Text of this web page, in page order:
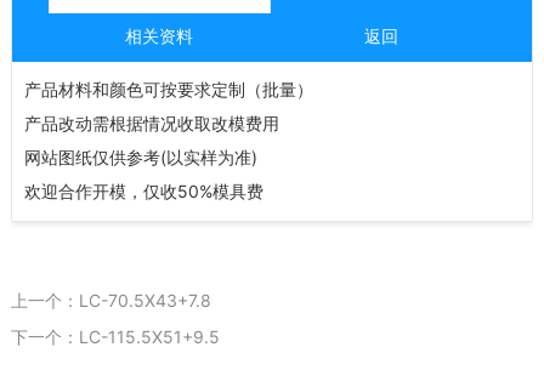
相关资料 返回
产品材料和颜色可按要求定制（批量）
产品改动需根据情况收取改模费用
网站图纸仅供参考(以实样为准)
欢迎合作开模，仅收50%模具费
上一个：LC-70.5X43+7.8
下一个：LC-115.5X51+9.5